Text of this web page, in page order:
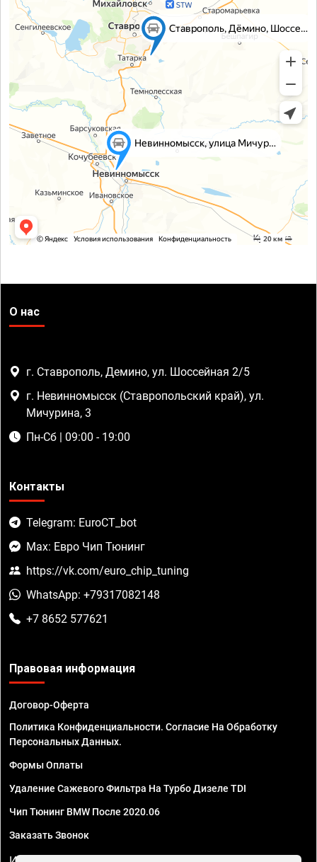
О нас
г. Ставрополь, Демино, ул. Шоссейная 2/5
г. Невинномысск (Ставропольский край), ул.
Мичурина, 3
Пн-Сб | 09:00 - 19:00
Контакты
Telegram: EuroCT_bot
Max: Евро Чип Тюнинг
https://vk.com/euro_chip_tuning
WhatsApp: +79317082148
+7 8652 577621
Правовая информация
Договор-Оферта
Политика Конфиденциальности. Согласие На Обработку
Персональных Данных.
Формы Оплаты
Удаление Сажевого Фильтра На Турбо Дизеле TDI
Чип Тюнинг BMW После 2020.06
Заказать Звонок